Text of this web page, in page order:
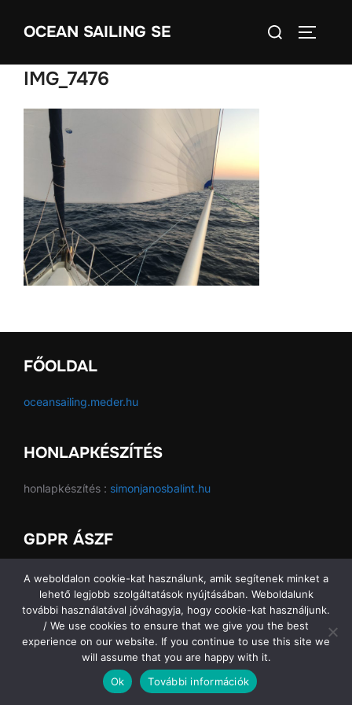
OCEAN SAILING SE
Search
IMG_7476
FŐOLDAL
oceansailing.meder.hu
HONLAPKÉSZÍTÉS
honlapkészítés : simonjanosbalint.hu
GDPR ÁSZF
GDPR ÁSZF
Copyright © 2026 Ocean Sailing SE
A weboldalon cookie-kat használunk, amik segítenek minket a
lehető legjobb szolgáltatások nyújtásában. Weboldalunk
további használatával jóváhagyja, hogy cookie-kat használjunk.
/ We use cookies to ensure that we give you the best
experience on our website. If you continue to use this site we
will assume that you are happy with it.
Ok
További információk